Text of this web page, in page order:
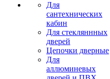
Для
сантехнических
кабин
Для стекляннных
дверей
Цепочки дверные
Для
аллюминевых